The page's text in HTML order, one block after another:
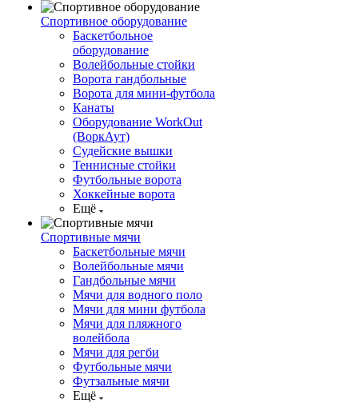
Спортивное оборудование
Баскетбольное
оборудование
Волейбольные стойки
Ворота гандбольные
Ворота для мини-футбола
Канаты
Оборудование WorkOut
(ВоркАут)
Судейские вышки
Теннисные стойки
Футбольные ворота
Хоккейные ворота
Ещё
Спортивные мячи
Баскетбольные мячи
Волейбольные мячи
Гандбольные мячи
Мячи для водного поло
Мячи для мини футбола
Мячи для пляжного
волейбола
Мячи для регби
Футбольные мячи
Футзальные мячи
Ещё